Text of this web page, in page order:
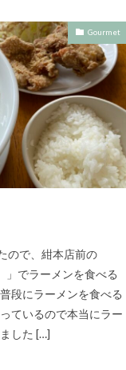
Gourmet
ので、紺本店前の
」でラーメンを食べる
段にラーメンを食べる
ているので本当にラー
した […]